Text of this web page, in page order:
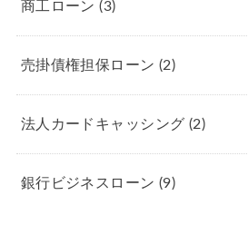
商工ローン(3)
売掛債権担保ローン (2)
法人カードキャッシング (2)
銀行ビジネスローン (9)